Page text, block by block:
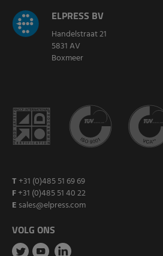
ELPRESS BV
Handelstraat 21
5831 AV
Boxmeer
T +31 (0)485 51 69 69
F+31 (0)485 51 40 22
E sales@elpress.com
VOLG ONS